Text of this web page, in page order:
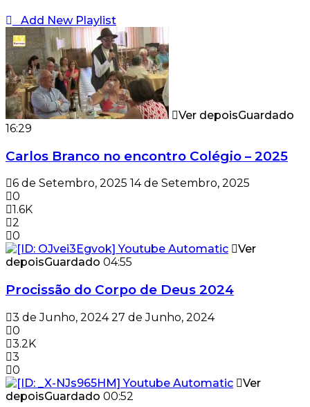
Add New Playlist
Ver depoisGuardado
16:29
Carlos Branco no encontro Colégio – 2025
6 de Setembro, 2025 14 de Setembro, 2025
0
1.6K
2
0
Ver
depoisGuardado 04:55
Procissão do Corpo de Deus 2024
3 de Junho, 2024 27 de Junho, 2024
0
3.2K
3
0
Ver
depoisGuardado 00:52